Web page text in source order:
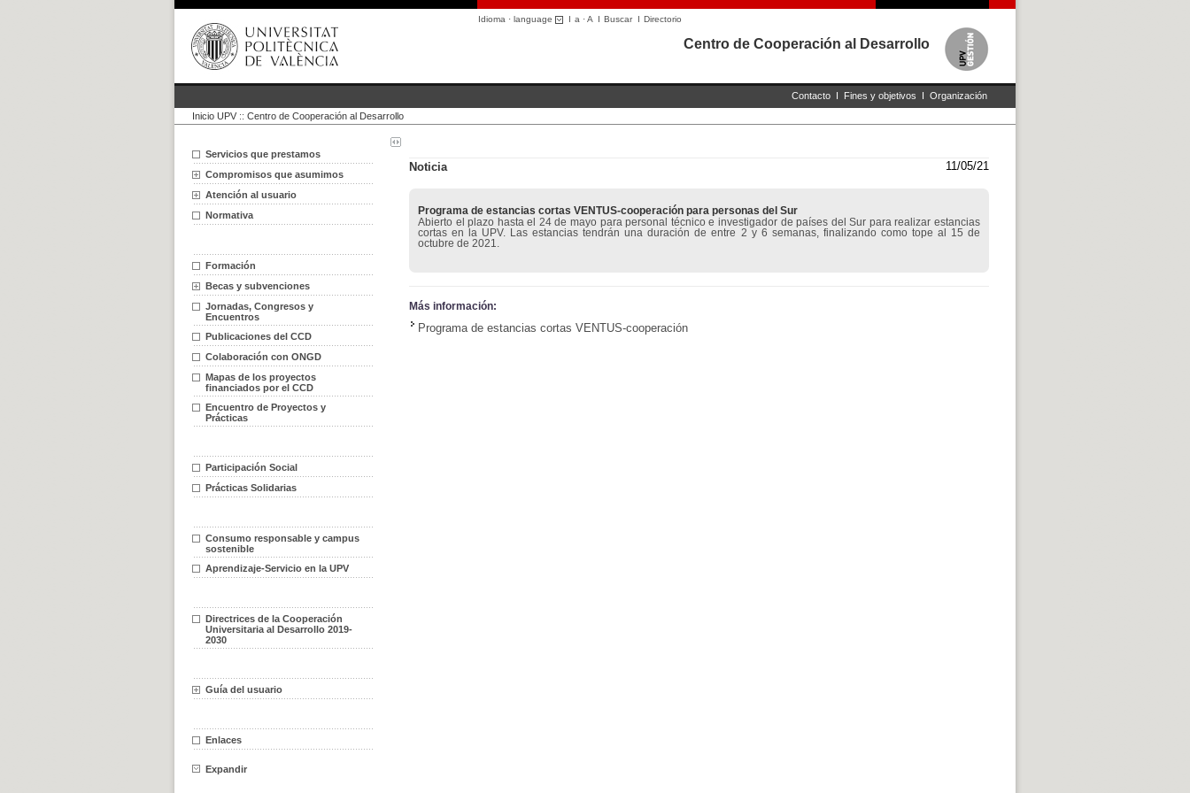
Idioma · language I a ·A I BuscarI Directorio
Centro de Cooperación al Desarrollo
Contacto I Fines y objetivos I Organización
Inicio UPV :: Centro de Cooperación al Desarrollo
Servicios que prestamos
Compromisos que asumimos
Atención al usuario
Normativa
Formación
Becas y subvenciones
Jornadas, Congresos y
Encuentros
Publicaciones del CCD
Colaboración con ONGD
Mapas de los proyectos
financiados por el CCD
Encuentro de Proyectos y
Prácticas
Participación Social
Prácticas Solidarias
Consumo responsable y campus
sostenible
Aprendizaje-Servicio en la UPV
Directrices de la Cooperación
Universitaria al Desarrollo 2019-
2030
Guía del usuario
Enlaces
Expandir
11/05/21
Noticia
Programa de estancias cortas VENTUS-cooperación para personas del Sur
Abierto el plazo hasta el 24 de mayo para personal técnico e investigador de países del Sur para realizar estancias
cortas en la UPV. Las estancias tendrán una duración de entre 2 y 6 semanas, finalizando como tope al 15 de
octubre de 2021.
Más información:
Programa de estancias cortas VENTUS-cooperación